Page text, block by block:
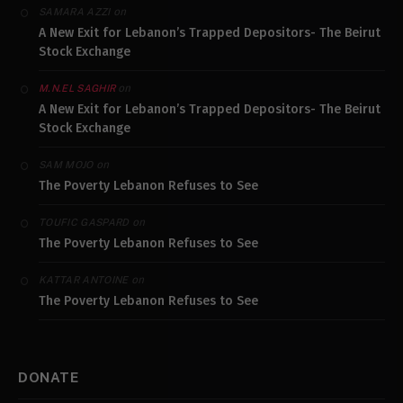
SAMARA AZZIon
A New Exit for Lebanon’s Trapped Depositors- The Beirut
Stock Exchange
M.N.EL SAGHIRon
A New Exit for Lebanon’s Trapped Depositors- The Beirut
Stock Exchange
SAM MOJO on
The Poverty Lebanon Refuses to See
TOUFIC GASPARD on
The Poverty Lebanon Refuses to See
KATTAR ANTOINEon
The Poverty Lebanon Refuses to See
DONATE